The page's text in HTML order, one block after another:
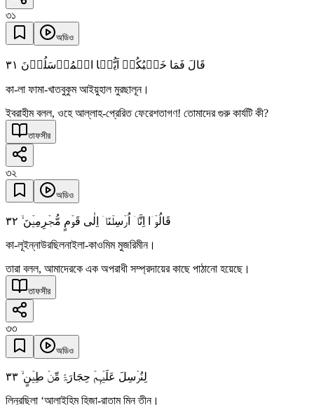
৩১
অডিও
قَالَ فَمَا خَطۡبُکُمۡ اَیُّہَا الۡمُرۡسَلُوۡنَ ٣١
কা-লা ফামা-খাতবুকুম আইয়ুহাল মুরছালূন।
ইবরাহীম বলল, ওহে আল্লাহ-প্রেরিত ফেরেশতাগণ! তোমাদের গুরু কার্যটি কী?
তাফসীর
৩২
অডিও
قَالُوۡۤا اِنَّاۤ اُرۡسِلۡنَاۤ اِلٰی قَوۡمٍ مُّجۡرِمِیۡنَ ۙ ٣٢
কা-লূইন্নাউরছিলনাইলা-কাওমিম মুজরিমীন।
তারা বলল, আমাদেরকে এক অপরাধী সম্প্রদায়ের কাছে পাঠানো হয়েছে।
তাফসীর
৩৩
অডিও
لِنُرۡسِلَ عَلَیۡہِمۡ حِجَارَۃً مِّنۡ طِیۡنٍ ۙ ٣٣
লিনুরছিলা ‘আলাইহিম হিজা-রাতাম মিন তীন।